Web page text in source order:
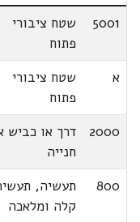
5001
שטח ציבורי
פתוח
א
שטח ציבורי
פתוח
2000
דרך או כביש
חנייה
800
תעשיה,
קלה ומלאכה